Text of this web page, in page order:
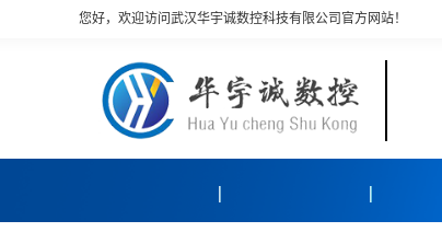
您好，欢迎访问武汉华宇诚数控科技有限公司官方网站！